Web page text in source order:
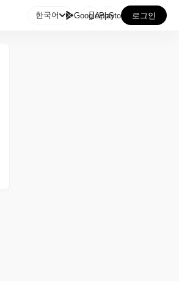
한국어 GooglePlay
AppStore 로그인